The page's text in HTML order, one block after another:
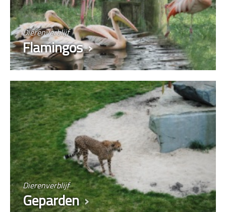
Dierenverblijf
Flamingos
Dierenverblijf
Geparden